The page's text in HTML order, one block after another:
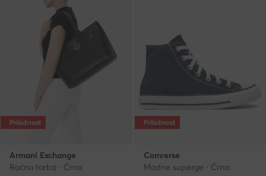
Priložnost
Armani Exchange
Ročna torba · Črna
Priložnost
Converse
Modne superge · Črna